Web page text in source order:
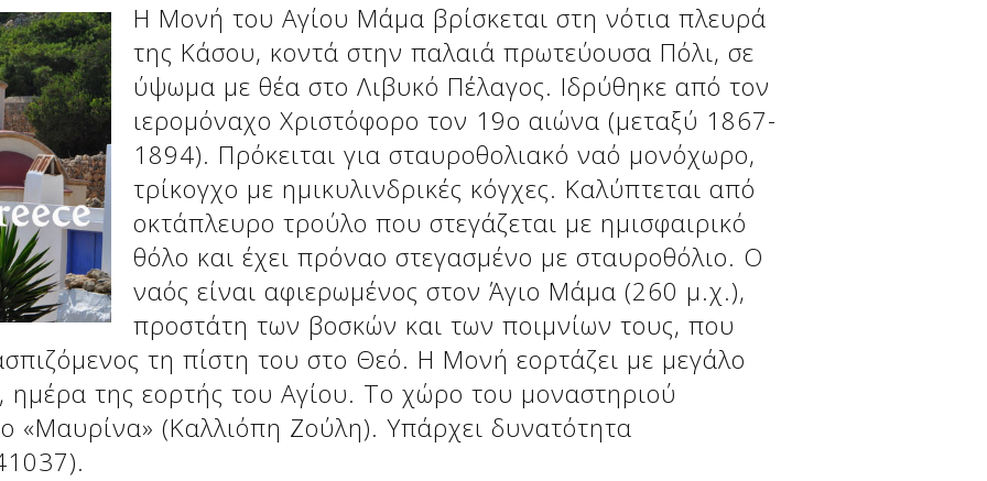
Η Μονή του Αγίου Μάμα βρίσκεται στη νότια πλευρά
της Κάσου, κοντά στην παλαιά πρωτεύουσα Πόλι, σε
ύψωμα με θέα στο Λιβυκό Πέλαγος. Ιδρύθηκε από τον
ιερομόναχο Χριστόφορο τον 19ο αιώνα (μεταξύ 1867-
1894). Πρόκειται για σταυροθολιακό ναό μονόχωρο,
τρίκογχο με ημικυλινδρικές κόγχες. Καλύπτεται από
οκτάπλευρο τρούλο που στεγάζεται με ημισφαιρικό
θόλο και έχει πρόναο στεγασμένο με σταυροθόλιο. Ο
ναός είναι αφιερωμένος στον Άγιο Μάμα (260 μ.χ.),
προστάτη των βοσκών και των ποιμνίων τους, που
τη πίστη του στο Θεό. Η Μονή εορτάζει με μεγάλο
ημέρα της εορτής του Αγίου. Το χώρο του μοναστηριού
«Μαυρίνα» (Καλλιόπη Ζούλη). Υπάρχει δυνατότητα